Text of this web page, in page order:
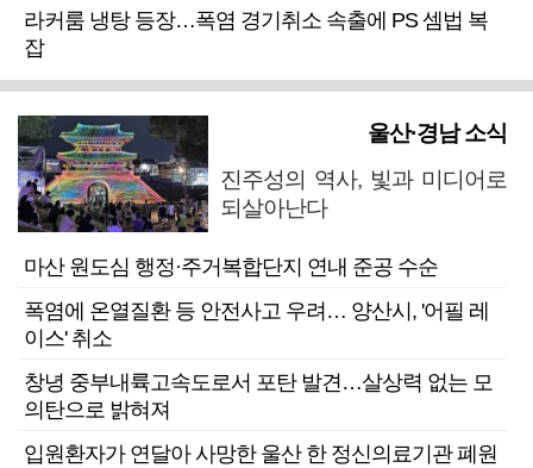
라커룸 냉탕 등장…폭염 경기취소 속출에 PS 셈법 복
잡
울산·경남 소식
진주성의 역사, 빛과 미디어로
되살아난다
마산 원도심 행정·주거복합단지 연내 준공 수순
폭염에 온열질환 등 안전사고 우려… 양산시, '어필 레
이스' 취소
창녕 중부내륙고속도로서 포탄 발견…살상력 없는 모
의탄으로 밝혀져
입원환자가 연달아 사망한 울산 한 정신의료기관 폐원